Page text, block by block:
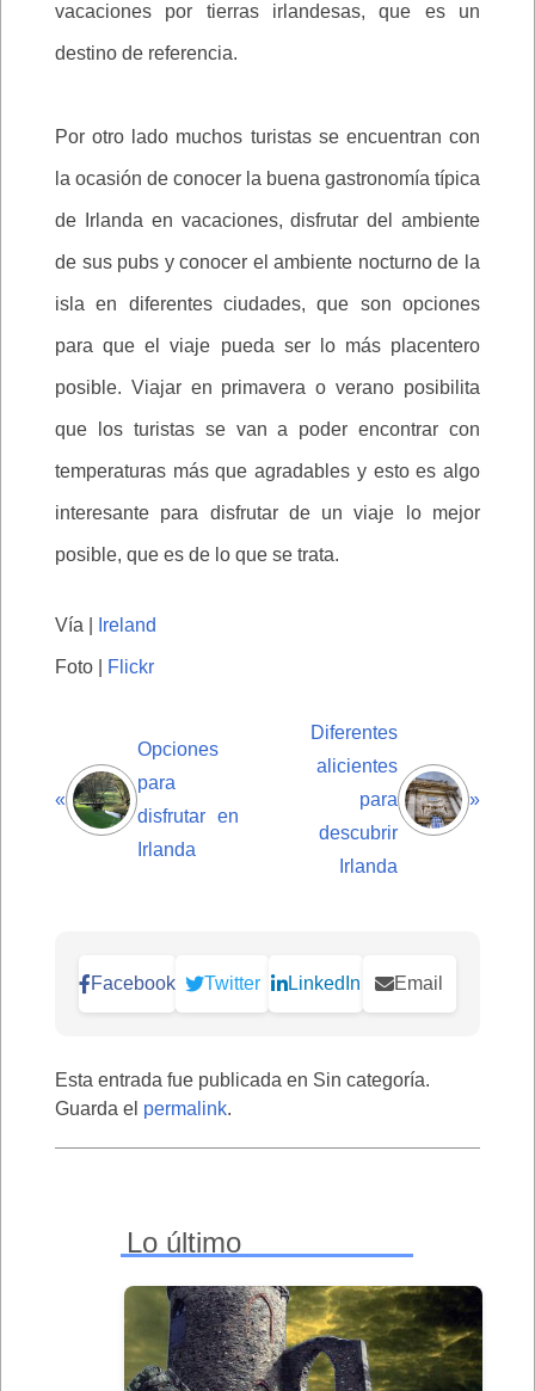
vacaciones por tierras irlandesas, que es un
destino de referencia.
Por otro lado muchos turistas se encuentran con
la ocasión de conocer la buena gastronomía típica
de Irlanda en vacaciones, disfrutar del ambiente
de sus pubs y conocer el ambiente nocturno de la
isla en diferentes ciudades, que son opciones
para que el viaje pueda ser lo más placentero
posible. Viajar en primavera o verano posibilita
que los turistas se van a poder encontrar con
temperaturas más que agradables y esto es algo
interesante para disfrutar de un viaje lo mejor
posible, que es de lo que se trata.
Vía | Ireland
Foto | Flickr
«
Opciones
para
disfrutar en
Irlanda
Diferentes
alicientes
para
descubrir
Irlanda
»
Facebook Twitter LinkedIn Email
Esta entrada fue publicada en Sin categoría.
Guarda el permalink.
Lo último